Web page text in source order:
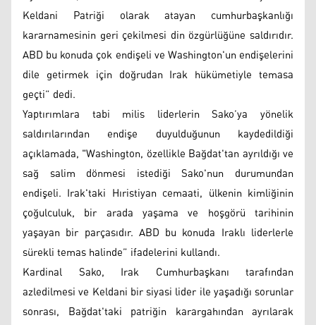
Keldani Patriği olarak atayan cumhurbaşkanlığı
kararnamesinin geri çekilmesi din özgürlüğüne saldırıdır.
ABD bu konuda çok endişeli ve Washington'un endişelerini
dile getirmek için doğrudan Irak hükümetiyle temasa
geçti” dedi.
Yaptırımlara tabi milis liderlerin Sako’ya yönelik
saldırılarından endişe duyulduğunun kaydedildiği
açıklamada, "Washington, özellikle Bağdat'tan ayrıldığı ve
sağ salim dönmesi istediği Sako'nun durumundan
endişeli. Irak'taki Hıristiyan cemaati, ülkenin kimliğinin
çoğulculuk, bir arada yaşama ve hoşgörü tarihinin
yaşayan bir parçasıdır. ABD bu konuda Iraklı liderlerle
sürekli temas halinde” ifadelerini kullandı.
Kardinal Sako, Irak Cumhurbaşkanı tarafından
azledilmesi ve Keldani bir siyasi lider ile yaşadığı sorunlar
sonrası, Bağdat'taki patriğin karargahından ayrılarak